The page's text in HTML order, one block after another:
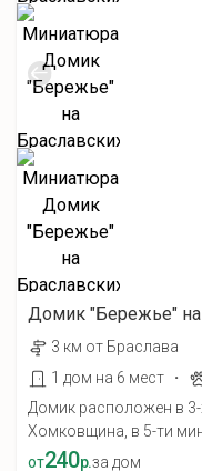
Домик "Бережье" на
3 км от Браслава
1 дом на 6 мест
·
Домик расположен в
Хомковщина, в 5-ти
от240р.за дом